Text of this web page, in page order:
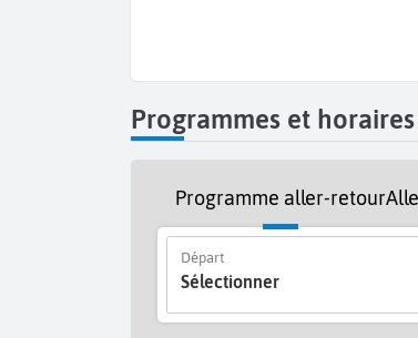
Programmes et
Programme aller-retour
Départ
Sélectionner